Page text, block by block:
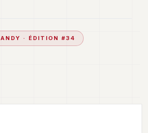
ANDY · ÉDITION #34